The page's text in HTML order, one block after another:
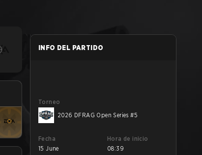
INFO DEL PARTIDO
Torneo
2026 DFRAG Open Series #5
Fecha
15 June
Hora de inicio
08:39